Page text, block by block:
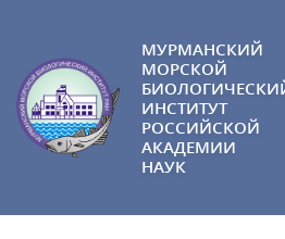
МУРМАНСКИЙ
МОРСКОЙ
ИНСТИТУТ
РОССИЙСКОЙ
АКАДЕМИИ
НАУК